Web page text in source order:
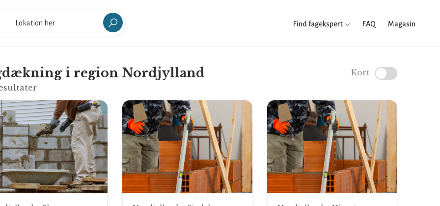
Find fagekspert FAQ Magasin
i region Nordjylland
Kort